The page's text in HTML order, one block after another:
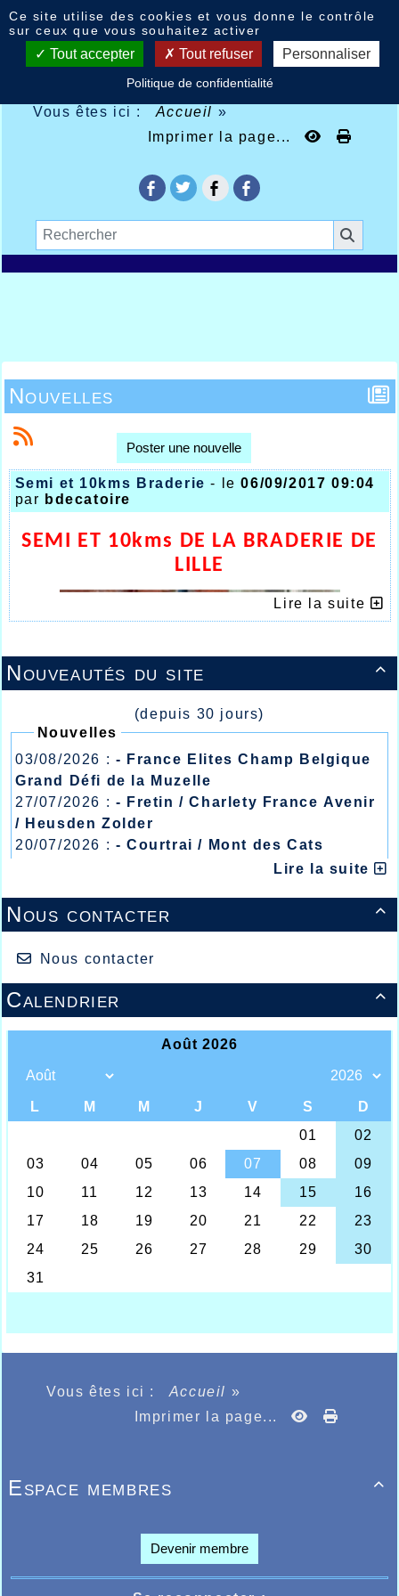
Vous êtes ici : Accueil »
Imprimer la page...

Nouveautés du site
(depuis 30 jours)
Nouvelles
03/08/2026 : - France Elites Champ Belgique
Grand Défi de la Muzelle
27/07/2026 : - Fretin / Charlety France Avenir
/ Heusden Zolder
20/07/2026 : - Courtrai / Mont des Cats
- Lyon / Meeting Abeilles /Lire la suite

Nous contacter
Nous contacter

Calendrier
Nouvelles
Poster une nouvelle
Semi et 10kms Braderie - le06/09/2017 09:04
par bdecatoire
SEMI ET 10kms DE LA BRADERIE DE
LILLE
Lire la suite
Vous êtes ici : Accueil »
Imprimer la page...

Espace membres
Devenir membre
Ce site utilise des cookies et vous donne le contrôle
sur ceux que vous souhaitez activer
Tout accepter Tout refuser Personnaliser
Politique de confidentialité